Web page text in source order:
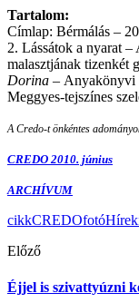
Tartalom:
Címlap: Bérmálás –
2. Lássátok a nyarat –
malasztjának tizenkét
Dorina – Anyakönyvi
Meggyes-tejszínes
A Credo-t önkéntes
CREDO 2010. június
ARCHÍVUM
cikkCREDOfotóHírek
Előző
Éjjel is szivattyúzni